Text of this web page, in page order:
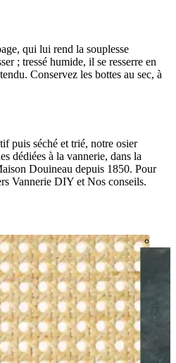
qui lui rend la souplesse
; tressé humide, il se resserre en
Conservez les bottes au sec, à
puis séché et trié, notre osier
dédiées à la vannerie, dans la
Douineau depuis 1850. Pour
Vannerie DIY et Nos conseils.